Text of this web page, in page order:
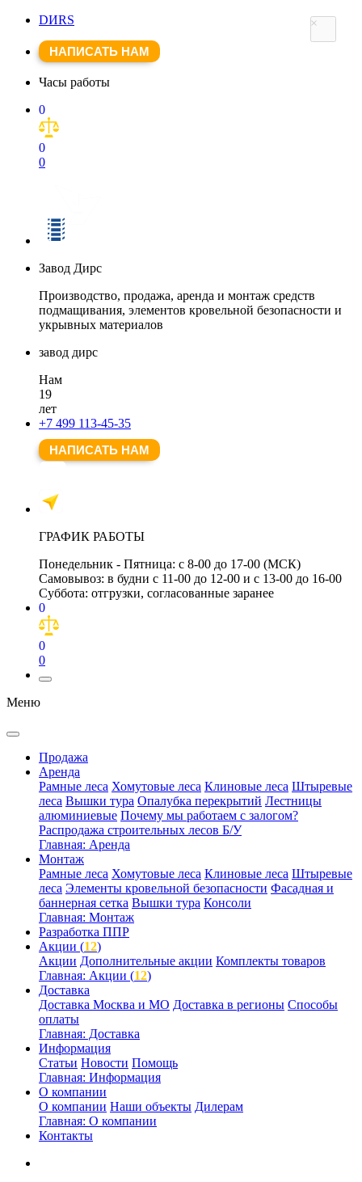
DИRS
НАПИСАТЬ НАМ
Часы работы
0
0
0
Завод Дирс
Производство, продажа, аренда и монтаж средств
подмащивания, элементов кровельной безопасности и
укрывных материалов
завод дирс
Нам
19
лет
+7 499 113-45-35
НАПИСАТЬ НАМ
ГРАФИК РАБОТЫ
Понедельник - Пятница: с 8-00 до 17-00 (МСК)
Самовывоз: в будни с 11-00 до 12-00 и с 13-00 до 16-00
Суббота: отгрузки, согласованные заранее
0
0
0
Меню
Продажа
Аренда
Рамные леса Хомутовые леса Клиновые леса Штыревые
леса Вышки тура Опалубка перекрытий Лестницы
алюминиевые Почему мы работаем с залогом?
Распродажа строительных лесов Б/У
Главная: Аренда
Монтаж
Рамные леса Хомутовые леса Клиновые леса Штыревые
леса Элементы кровельной безопасности Фасадная и
баннерная сетка Вышки тура Консоли
Главная: Монтаж
Разработка ППР
Акции (12)
Акции Дополнительные акции Комплекты товаров
Главная: Акции (12)
Доставка
Доставка Москва и МО Доставка в регионы Способы
оплаты
Главная: Доставка
Информация
Статьи Новости Помощь
Главная: Информация
О компании
О компании Наши объекты Дилерам
Главная: О компании
Контакты
×